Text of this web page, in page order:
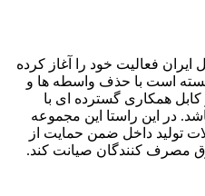
ایران فعالیت خود را آغاز کرده
توانسته است با حذف واسطه ها و
همکاری گسترده ای با
در این راستا این مجموعه
تولید داخل ضمن حمایت از
مصرف کنندگان صیانت کند.